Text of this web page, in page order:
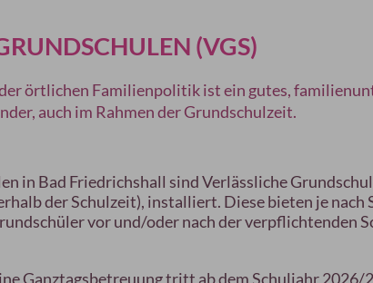
(VGS)
örtlichen Familienpolitik ist ein gutes,
auch im Rahmen der Grundschulzeit.
in Bad Friedrichshall sind Verlässliche
der Schulzeit), installiert. Diese bieten je nach
vor und/oder nach der verpflichtenden
Ganztagsbetreuung tritt ab dem Schuljahr